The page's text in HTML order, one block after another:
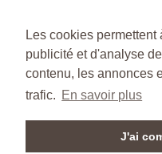
Les cookies
publicité et d'analyse
contenu, les annonces
trafic. En savoir plus
J'ai